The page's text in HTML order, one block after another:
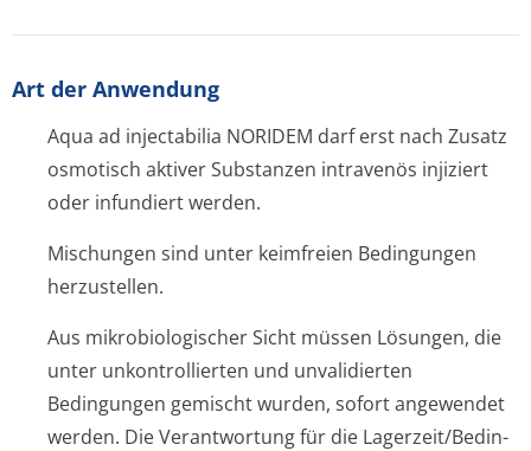
Art der Anwendung
Aqua ad injectabilia NORIDEM darf erst nach Zusatz
osmotisch aktiver Substanzen intravenös injiziert
oder infundiert werden.
Mischungen sind unter keimfreien Bedingungen
herzustellen.
Aus mikrobiologischer Sicht müssen Lösungen, die
unter unkontrollierten und unvalidierten
Bedingungen gemischt wurden, sofort angewendet
werden. Die Verantwortung für die Lagerzeit/Bedin­